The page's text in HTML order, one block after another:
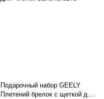
Подарочный набор GEELY
Плетений брелок с щеткой для